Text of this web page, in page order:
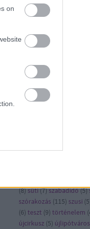
on
fesztivál(10
)gaszto(
(47)hirdetés
japán(7)játék
kávézópluszvalami
)kézműves
koncert
21
közösség(
(8)süti(7)szabadidő(5)
szórakozás (115) szusi (5
(6) teszt (9) történelem (
újcirkusz (5) újlipótváros